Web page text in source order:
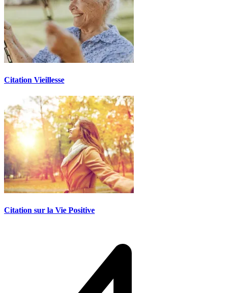
Citation Vieillesse
Citation sur la Vie Positive